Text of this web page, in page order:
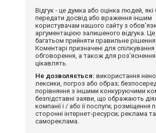
Відгук - це думка або оцінка людей,
передати досвід або враження іншим
користувачам нашого сайту з
аргументацією залишеного відгука.
багатьом прийняти правильне
Коментарі призначені для спілкування
обговорення, а також для
цікавлять.
Не дозволяється: використання
лексики, погроз або образ;
порівняння з іншими конкуруючими
безпідставні заяви, що ображають
компанії і / або її послуги; розміщення
сторонні інтернет-ресурси; реклама та
самореклама.